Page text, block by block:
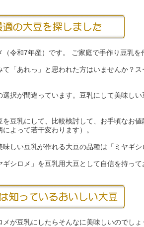
令和7年産）です。 ご家庭で手作り豆乳を
て「あれっ」と思われた方はいませんか？
選択が間違っています。豆乳にして美味し
豆乳にして、比較検討して、お手頃なお
によって若干変わります）。
しい豆乳が作れる大豆の品種は「ミヤギシ
シロメ」を豆乳用大豆として自信を持って
が豆乳にしたらそんなに美味しいのでしょ